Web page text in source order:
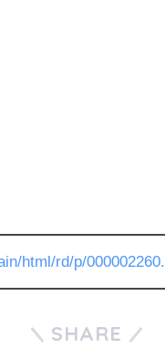
html/rd/p/
SHARE